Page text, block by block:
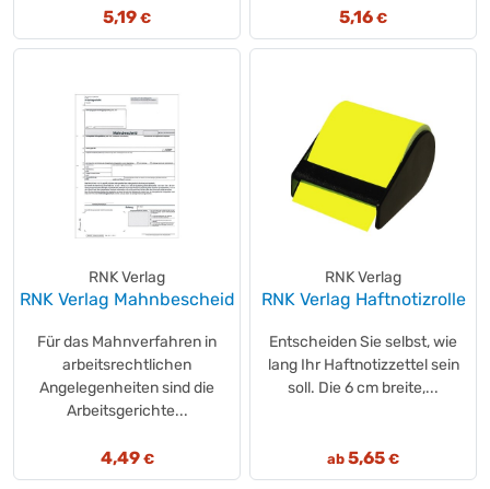
5,19 € 5,16 €
RNK Verlag
RNK Verlag Mahnbescheid
Für das Mahnverfahren in
arbeitsrechtlichen
Angelegenheiten sind die
Arbeitsgerichte...
4,49€
RNK Verlag
RNK Verlag Haftnotizrolle
Entscheiden Sie selbst, wie
lang Ihr Haftnotizzettel sein
soll. Die 6 cm breite,...
ab 5,65 €